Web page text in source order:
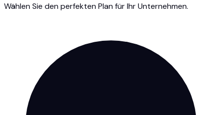
Wählen Sie den perfekten Plan für Ihr Unternehmen.